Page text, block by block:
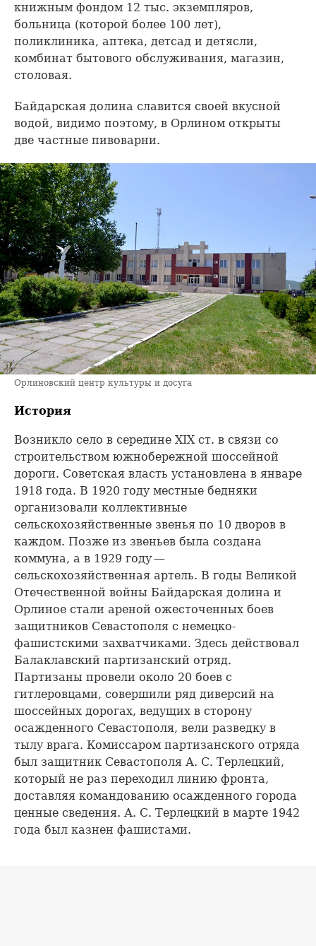
книжным фондом 12 тыс. экземпляров,
больница (которой более 100 лет),
поликлиника, аптека, детсад и детясли,
комбинат бытового обслуживания, магазин,
столовая.
Байдарская долина славится своей вкусной
водой, видимо поэтому, в Орлином открыты
две частные пивоварни.
Орлиновский центр культуры и досуга
История
Возникло село в середине XIX ст. в связи со
строительством южнобережной шоссейной
дороги. Советская власть установлена в январе
1918 года. В 1920 году местные бедняки
организовали коллективные
сельскохозяйственные звенья по 10 дворов в
каждом. Позже из звеньев была создана
коммуна, а в 1929 году —
сельскохозяйственная артель. В годы Великой
Отечественной войны Байдарская долина и
Орлиное стали ареной ожесточенных боев
защитников Севастополя с немецко-
фашистскими захватчиками. Здесь действовал
Балаклавский партизанский отряд.
Партизаны провели около 20 боев с
гитлеровцами, совершили ряд диверсий на
шоссейных дорогах, ведущих в сторону
осажденного Севастополя, вели разведку в
тылу врага. Комиссаром партизанского отряда
был защитник Севастополя А. С. Терлецкий,
который не раз переходил линию фронта,
доставляя командованию осажденного города
ценные сведения. А. С. Терлецкий в марте 1942
года был казнен фашистами.